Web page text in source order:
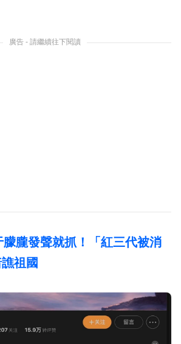
廣告 - 請繼續往下閱讀
朦朧發聲就抓！「紅三代被消
祖國